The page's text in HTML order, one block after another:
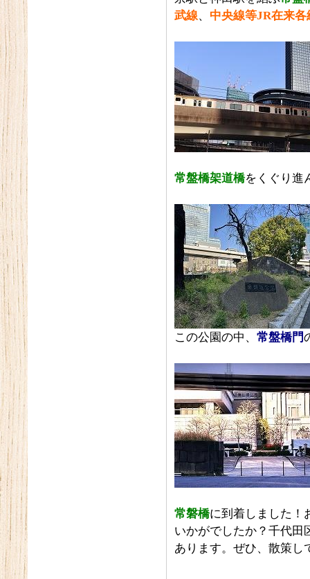
武線、 中央線等JR在来各
常盤橋架道橋をくぐり進
この公園の中、 常盤橋門
常磐橋に到着しました！
いかがでしたか？千代田
あります。ぜひ、散策し